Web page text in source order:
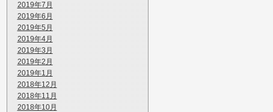
2019年7月
2019年6月
2019年5月
2019年4月
2019年3月
2019年2月
2019年1月
2018年12月
2018年11月
2018年10月